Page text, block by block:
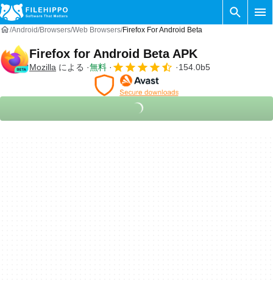
Android Browsers Web Browsers Firefox For Android Beta
Firefox for Android Beta APK
Mozilla による 無料 154.0b5